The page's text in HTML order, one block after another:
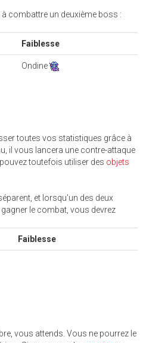
combattre un deuxième boss :
Faiblesse
Ondine
toutes vos statistiques grâce à
il vous lancera une contre-attaque
toutefois utiliser des objets
et lorsqu'un des deux
le combat, vous devrez
Faiblesse
vous attends. Vous ne pourrez le